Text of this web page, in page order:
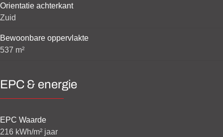
Orientatie achterkant
Zuid
Bewoonbare oppervlakte
537 m²
EPC & energie
EPC Waarde
216 kWh/m² jaar